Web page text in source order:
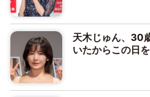
天木じゅん、30
いたからこの日